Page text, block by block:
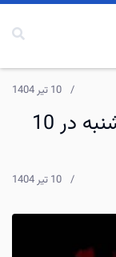
10 تیر 1404
برگزاری جلسه روزهای سه شنبه در 10
10 تیر 1404